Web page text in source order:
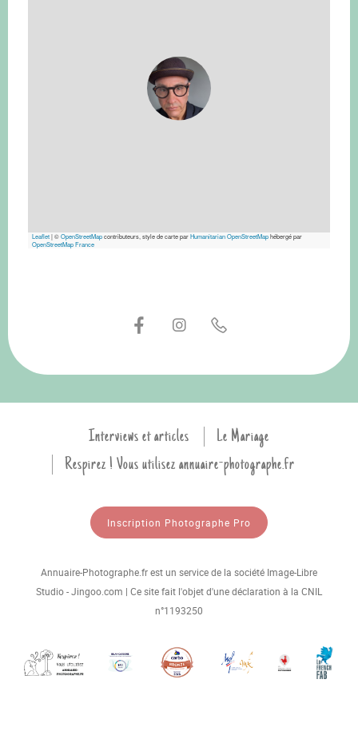
Leaflet|©OpenStreetMapcontributeurs, style de carte parHumanitarian OpenStreetMaphébergé par
OpenStreetMap France
Interviews et articles
Le Mariage
Respirez ! Vous utilisez annuaire-photographe.fr
Inscription Photographe Pro
Annuaire-Photographe.fr est un service de la société Image-Libre
Studio - Jingoo.com | Ce site fait l'objet d'une déclaration à la CNIL
n°1193250